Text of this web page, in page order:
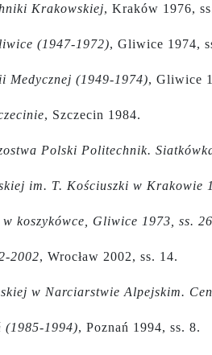
Krakowskiej, Kraków 1976,
(1947-1972), Gliwice 1974,
Medycznej (1949-1974), Gliwice
, Szczecin 1984.
Polski Politechnik.
im. T. Kościuszki w Krakowie
koszykówce, Gliwice 1973, ss.
2002, Wrocław 2002, ss. 14.
w Narciarstwie Alpejskim.
(1985-1994), Poznań 1994, ss. 8.